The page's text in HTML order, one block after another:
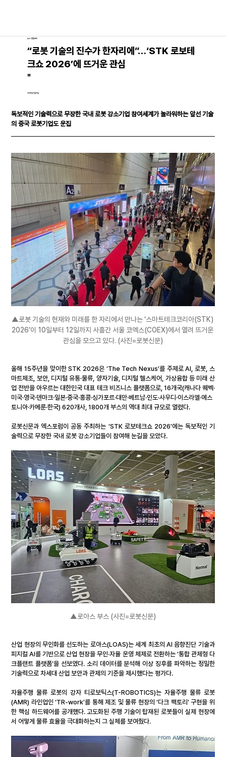
2026년 6월 11일
“로봇 기술의 진수가 한자리에”…‘STK 로보테
크쇼 2026’에 뜨거운 관심
"
뉴스│언론보도
독보적인 기술력으로 무장한 국내 로봇 강소기업 참여세계가 놀라워하는 앞선 기술
의 중국 로봇기업도 운집
▲로봇 기술의 현재와 미래를 한 자리에서 만나는 ‘스마트테크코리아(STK)
2026’이 10일부터 12일까지 사흘간 서울 코엑스(COEX)에서 열려 뜨거운
관심을 모으고 있다. (사진=로봇신문)
올해 15주년을 맞이한 STK 2026은 ‘The Tech Nexus’를 주제로 AI, 로봇, 스
마트제조, 보안, 디지털 유통·물류, 양자기술, 디지털 헬스케어, 가상융합 등 미래 산
업 전반을 아우르는 대한민국 대표 테크 비즈니스 플랫폼으로, 16개국(캐나다 퀘벡·
미국·영국·덴마크·일본·중국·홍콩·싱가포르·대만·베트남·인도·사우디·이스라엘·에스
토니아·카메룬·한국) 620개사, 1800개 부스의 역대 최대 규모로 열렸다.
로봇신문과 엑스포럼이 공동 주최하는 ‘STK 로보테크쇼 2026’에는 독보적인 기
술력으로 무장한 국내 로봇 강소기업들이 참여해 눈길을 모았다.
▲로아스 부스 (사진=로봇신문)
산업 현장의 무인화를 선도하는 로아스(LOAS)는 세계 최초의 AI 음향진단 기술과
피지컬 AI를 기반으로 산업 현장을 무인·자율 운영 체제로 전환하는 ‘통합 관제형 다
크플랜트 플랫폼’을 선보였다. 소리 데이터를 분석해 이상 징후를 파악하는 정밀한
기술력으로 차세대 산업 보안과 관제의 기준을 제시했다는 평가다.
자율주행 물류 로봇의 강자 티로보틱스(T-ROBOTICS)는 자율주행 물류 로봇
(AMR) 라인업인 ‘TR-work’를 통해 제조 및 물류 현장의 ‘다크 팩토리’ 구현을 위
한 핵심 하드웨어를 공개했다. 고도화된 주행 기술이 탑재된 로봇들이 실제 현장에
서 어떻게 물류 효율을 극대화하는지 그 실체를 보여줬다.